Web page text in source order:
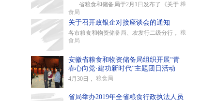
省粮食和储备局于2月1日发布了《关于 粮
食局
关于召开政银企对接座谈会的通知
各市粮食和物资储备局、农发行二级分行， 粮
食局
安徽省粮食和物资储备局组织开展“青
春心向党·建功新时代”主题团日活动
4月30日， 粮食局
省局举办2019年全省粮食行政执法人员